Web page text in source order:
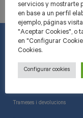
INFORMACIÓ
Trameses i devolucions
servicios y mostrarte
en base a un perfil
ejemplo, páginas
"Aceptar Cookies", o
en "Configurar
Cookies.
Configurar cookies